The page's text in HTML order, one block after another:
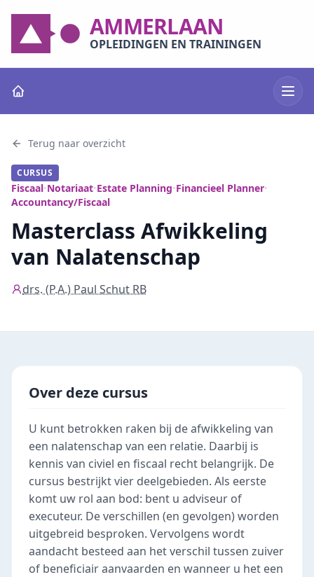
AMMERLAAN
OPLEIDINGEN EN TRAININGEN
Terug naar overzicht
CURSUS
Fiscaal•Notariaat•Estate Planning•Financieel Planner•
Accountancy/Fiscaal
Masterclass Afwikkeling
van Nalatenschap
drs. (P.A.) Paul Schut RB
Over deze cursus
U kunt betrokken raken bij de afwikkeling van
een nalatenschap van een relatie. Daarbij is
kennis van civiel en fiscaal recht belangrijk. De
cursus bestrijkt vier deelgebieden. Als eerste
komt uw rol aan bod: bent u adviseur of
executeur. De verschillen (en gevolgen) worden
uitgebreid besproken. Vervolgens wordt
aandacht besteed aan het verschil tussen zuiver
of beneficiair aanvaarden en wanneer u het een